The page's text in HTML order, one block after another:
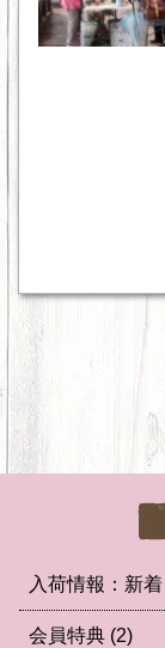
入荷情報：新着
会員特典 (2)